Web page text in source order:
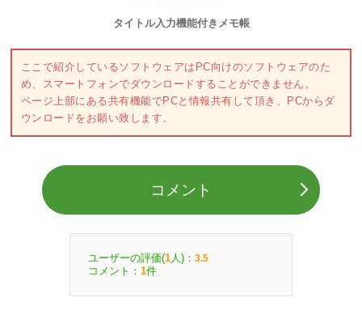
タイトル入力機能付きメモ帳
ここで紹介しているソフトウェアはPC向けのソフトウェアのた
め、スマートフォンでダウンロードすることができません。
ページ上部にある共有機能でPCと情報共有して頂き、PCからダ
ウンロードをお願い致します。
コメント
ユーザーの評価(1 人)： 3.5
コメント： 1件